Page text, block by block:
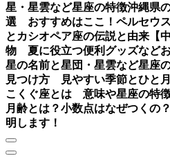
星・星雲など星座の特徴沖縄県
選 おすすめはここ！ ペルセウ
とカシオペア座の伝説と由来【中
物 夏に役立つ便利グッズなど
星の名前と星団・星雲など星座
見つけ方 見やすい季節とひと
こくぐ座とは 意味や星座の特
月齢とは？小数点はなぜつくの
明します！